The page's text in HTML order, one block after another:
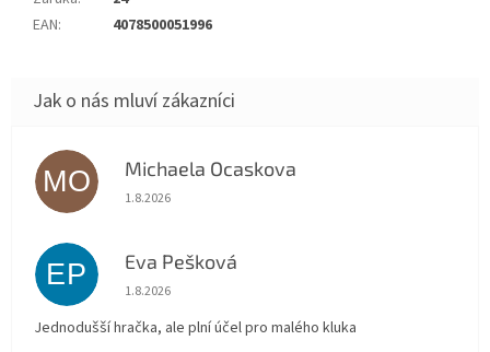
EAN: 4078500051996
MO Michaela Ocaskova
Hodnocení obchodu je 5 z 5 hvězdiček.
1.8.2026
EP Eva Pešková
Hodnocení obchodu je 5 z 5 hvězdiček.
1.8.2026
Jednodušší hračka, ale plní účel pro malého kluka